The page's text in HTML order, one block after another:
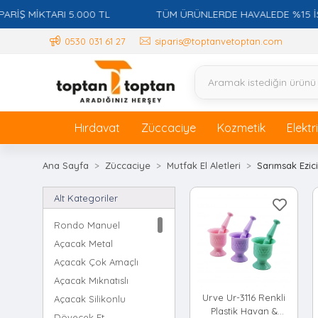
MİKTARI 5.000 TL TÜM ÜRÜNLERDE HAVALEDE %15
0530 031 61 27 siparis@toptanvetoptan.com
Hırdavat Züccaciye Kozmetik
Ana Sayfa Züccaciye Mutfak El Aletleri Sarımsak
Alt Kategoriler
Rondo Manuel
Açacak Metal
Açacak Çok Amaçlı
Açacak Mıknatıslı
Açacak Silikonlu
Urve Ur-3116 Renkli
Plastik Havan &